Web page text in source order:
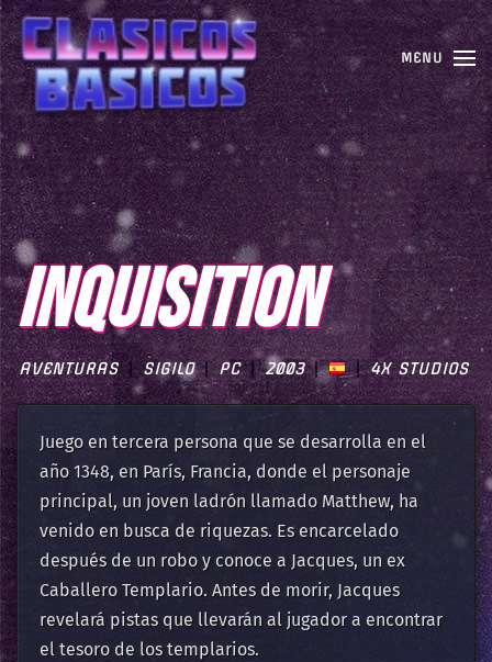
MENU
INQUISITION
AVENTURAS SIGILO PC 2003 4X STUDIOS
Juego en tercera persona que se desarrolla en el
año 1348, en París, Francia, donde el personaje
principal, un joven ladrón llamado Matthew, ha
venido en busca de riquezas. Es encarcelado
después de un robo y conoce a Jacques, un ex
Caballero Templario. Antes de morir, Jacques
revelará pistas que llevarán al jugador a encontrar
el tesoro de los templarios.